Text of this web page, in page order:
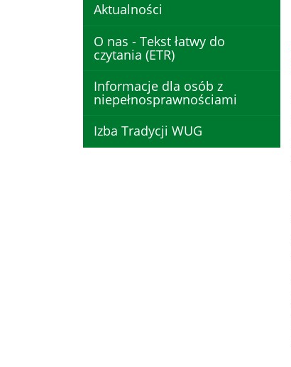
Aktualności
O nas - Tekst łatwy do
czytania (ETR)
Informacje dla osób z
niepełnosprawnościami
Izba Tradycji WUG